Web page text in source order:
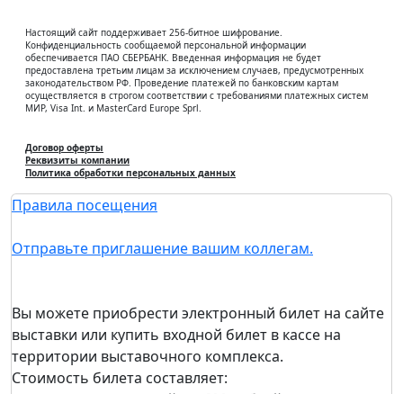
Настоящий сайт поддерживает 256-битное шифрование.
Конфиденциальность сообщаемой персональной информации
обеспечивается ПАО СБЕРБАНК. Введенная информация не будет
предоставлена третьим лицам за исключением случаев, предусмотренных
законодательством РФ. Проведение платежей по банковским картам
осуществляется в строгом соответствии с требованиями платежных систем
МИР, Visa Int. и MasterCard Europe Sprl.
Договор оферты
Реквизиты компании
Политика обработки персональных данных
Правила посещения
Отправьте приглашение вашим коллегам.
Вы можете приобрести электронный билет на сайте
выставки или купить входной билет в кассе на
территории выставочного комплекса.
Стоимость билета составляет: